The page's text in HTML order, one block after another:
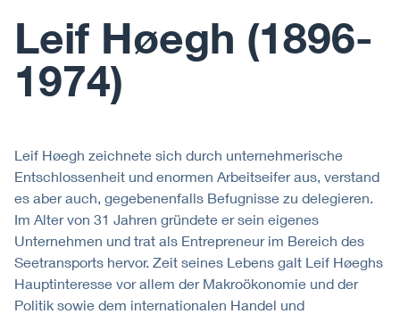
Leif Høegh (1896-
1974)
Leif Høegh zeichnete sich durch unternehmerische
Entschlossenheit und enormen Arbeitseifer aus, verstand
es aber auch, gegebenenfalls Befugnisse zu delegieren.
Im Alter von 31 Jahren gründete er sein eigenes
Unternehmen und trat als Entrepreneur im Bereich des
Seetransports hervor. Zeit seines Lebens galt Leif Høeghs
Hauptinteresse vor allem der Makroökonomie und der
Politik sowie dem internationalen Handel und